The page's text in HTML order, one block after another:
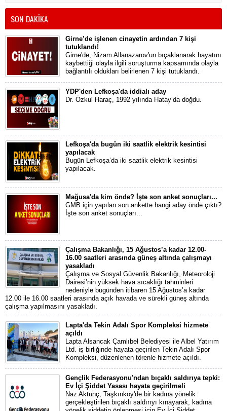
SON DAKİKA
Girne’de işlenen cinayetin ardından 7 kişi
tutuklandı!
Girne'de, Nizam Allanazarov'un bıçaklanarak hayatını
kaybettiği olayla ilgili soruşturma kapsamında olayla
bağlantılı oldukları belirlenen 7 kişi tutuklandı.
YDP'den Lefkoşa'da iddialı aday
Dr. Özkul Haraç, 1992 yılında Hatay’da doğdu.
Lefkoşa'da bugün iki saatlik elektrik kesintisi
yapılacak
Bugün Lefkoşa’da iki saatlik elektrik kesintisi
yapılacak.
Mağusa'da kim önde? İşte son anket sonuçları...
GMB için yapılan son ankette hangi aday önde çıktı?
İşte son anket sonuçları...
Çalışma Bakanlığı, 15 Ağustos’a kadar 12.00-
16.00 saatleri arasında güneş altında çalışmayı
yasakladı
Çalışma ve Sosyal Güvenlik Bakanlığı, Meteoroloji
Dairesi’nin yüksek hava sıcaklığı tahminleri
nedeniyle bugünden itibaren 15 Ağustos’a kadar
12.00 ile 16.00 saatleri arasında açık havada ve sürekli güneş altında
çalışma yapılmasını yasakladı.
Lapta'da Tekin Adalı Spor Kompleksi hizmete
açıldı
Lapta Alsancak Çamlıbel Belediyesi ile Albel Yatırım
Ltd. iş birliğinde hayata geçirilen Tekin Adalı Spor
Kompleksi, düzenlenen törenle hizmete açıldı.
Gençlik Federasyonu'ndan bıçaklı saldırıya tepki:
Ev İçi Şiddet Yasası hayata geçirilmeli
Naz Aktunç, Taşkınköy'de bir kadına yönelik
gerçekleştirilen bıçaklı saldırıyı kınayarak, kadına